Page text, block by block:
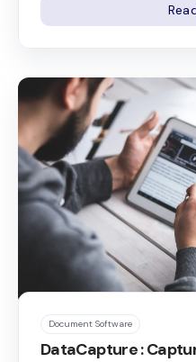
Document Software
DataCapture :